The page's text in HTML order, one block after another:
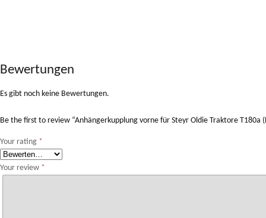
Bewertungen
Es gibt noch keine Bewertungen.
Be the first to review “Anhängerkupplung vorne für Steyr Oldie Traktore T180a
Your rating *
Your review *